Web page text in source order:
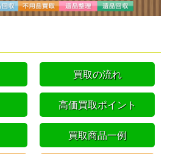
買取の流れ
高価買取ポイント
買取商品一例